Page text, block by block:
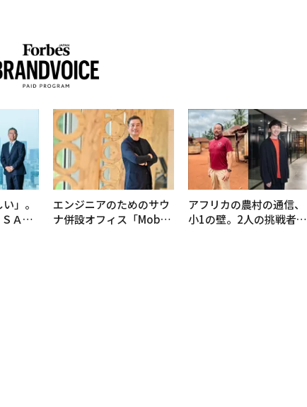
」。
Ａと
エンジニアのためのサウ
ナ併設オフィス「Mobiu
アフリカの農村の通信、
小1の壁。2人の挑戦者が